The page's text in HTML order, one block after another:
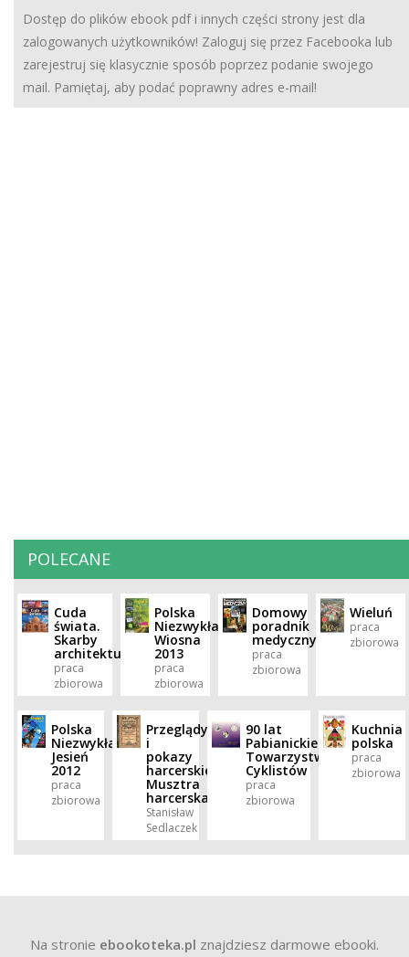
Dostęp do plików ebook pdf i innych części strony jest dla
zalogowanych użytkowników! Zaloguj się przez Facebooka lub
zarejestruj się klasycznie sposób poprzez podanie swojego
mail. Pamiętaj, aby podać poprawny adres e-mail!
POLECANE
Cuda
świata.
Skarby
architektury
praca
zbiorowa
Polska
Niezwykła.
Wiosna
2013
praca
zbiorowa
Domowy
poradnik
medyczny
praca
zbiorowa
Wieluń
praca
zbiorowa
Polska
Niezwykła.
Jesień
2012
praca
zbiorowa
Przeglądy
i
pokazy
harcerskie.
Musztra
harcerska
Stanisław
Sedlaczek
90 lat
Pabianickiego
Towarzystwa
Cyklistów
praca
zbiorowa
Kuchnia
polska
praca
zbiorowa
Na stronie ebookoteka.pl znajdziesz darmowe ebooki.